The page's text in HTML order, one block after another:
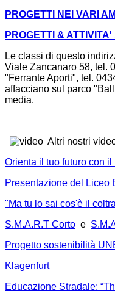
PROGETTI NEI VARI
PROGETTI & ATTIVITA'
Le classi di questo
Viale Zancanaro 58, tel.
"Ferrante Aporti", tel.
affacciano sul parco
media.
Altri nostri
Orienta il tuo futuro con
Presentazione del Liceo
"Ma tu lo sai cos'è il
S.M.A.R.T Corto e
Progetto sostenibilità
Klagenfurt
Educazione Stradale: